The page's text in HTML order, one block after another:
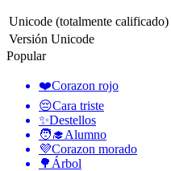
Unicode (totalmente calificado)
Versión Unicode
Popular
❤️Corazon rojo
😔Cara triste
✨Destellos
🧑‍🎓Alumno
💜Corazon morado
🌳 Árbol